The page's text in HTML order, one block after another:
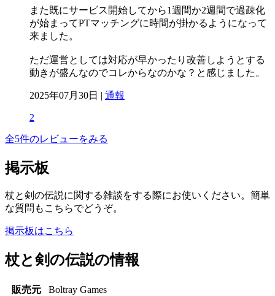
また既にサービス開始してから1週間か2週間で過疎化
が始まってPTマッチングに時間が掛かるようになって
来ました。
ただ運営としては対応が早かったり改善しようとする
動きが盛んなのでコレからなのかな？と感じました。
2025年07月30日 | 通報
2
全5件のレビューをみる
掲示板
杖と剣の伝説に関する雑談をする際にお使いください。簡単
な質問もこちらでどうぞ。
掲示板はこちら
杖と剣の伝説の情報
販売元 Boltray Games